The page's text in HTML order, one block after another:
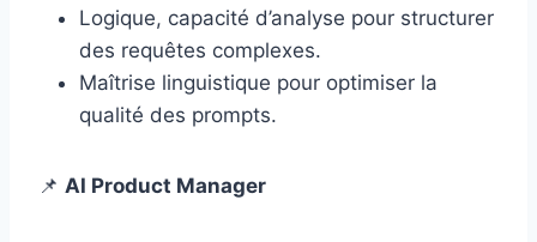
Logique, capacité d’analyse pour structurer
des requêtes complexes.
Maîtrise linguistique pour optimiser la
qualité des prompts.
📌 AI Product Manager